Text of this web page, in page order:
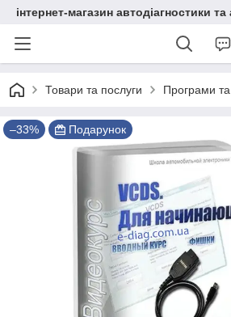
інтернет-магазин автодіагностики та
Товари та послуги Програми
–33% Подарунок